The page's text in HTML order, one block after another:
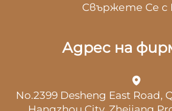
Свържете Се с
Адрес на
No.2399 Desheng East Road,